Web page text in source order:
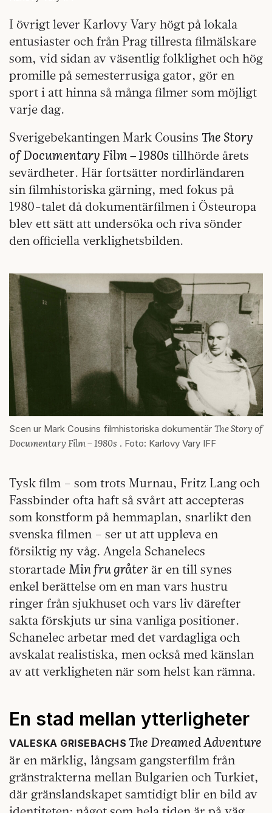
I övrigt lever Karlovy Vary högt på lokala
entusiaster och från Prag tillresta filmälskare
som, vid sidan av väsentlig folklighet och hög
promille på semesterrusiga gator, gör en
sport i att hinna så många filmer som möjligt
varje dag.
Sverigebekantingen Mark Cousins The Story
of Documentary Film – 1980s tillhörde årets
sevärdheter. Här fortsätter nordirländaren
sin filmhistoriska gärning, med fokus på
1980-talet då dokumentärfilmen i Östeuropa
blev ett sätt att undersöka och riva sönder
den officiella verklighetsbilden.
Scen ur Mark Cousins filmhistoriska dokumentär The Story of
Documentary Film – 1980s . Foto: Karlovy Vary IFF
Tysk film – som trots Murnau, Fritz Lang och
Fassbinder ofta haft så svårt att accepteras
som konstform på hemmaplan, snarlikt den
svenska filmen – ser ut att uppleva en
försiktig ny våg. Angela Schanelecs
storartade Min fru gråter är en till synes
enkel berättelse om en man vars hustru
ringer från sjukhuset och vars liv därefter
sakta förskjuts ur sina vanliga positioner.
Schanelec arbetar med det vardagliga och
avskalat realistiska, men också med känslan
av att verkligheten när som helst kan rämna.
En stad mellan ytterligheter
VALESKA GRISEBACHS The Dreamed Adventure
är en märklig, långsam gangsterfilm från
gränstrakterna mellan Bulgarien och Turkiet,
där gränslandskapet samtidigt blir en bild av